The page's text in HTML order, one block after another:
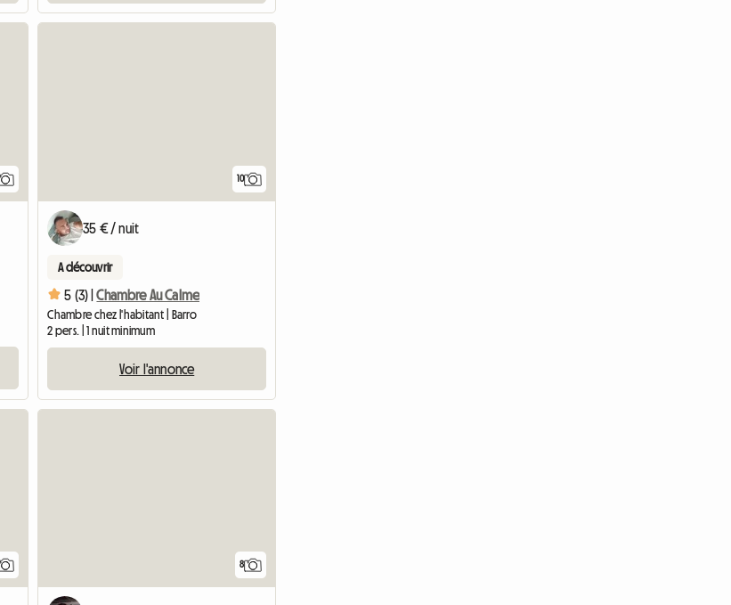
10
35 € / nuit
A découvrir
5 (3) | Chambre Au Calme
Chambre chez l'habitant | Barro
2 pers. | 1 nuit minimum
Voir l'annonce
8